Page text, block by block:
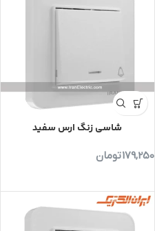
شاسی زنگ ارس سفید
179,250تومان